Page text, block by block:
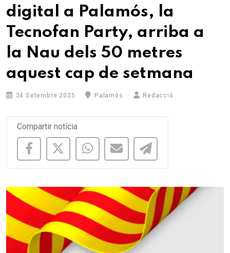
digital a Palamós, la
Tecnofan Party, arriba a
la Nau dels 50 metres
aquest cap de setmana
24 Setembre 2025 Palamós Redacció
Compartir notícia